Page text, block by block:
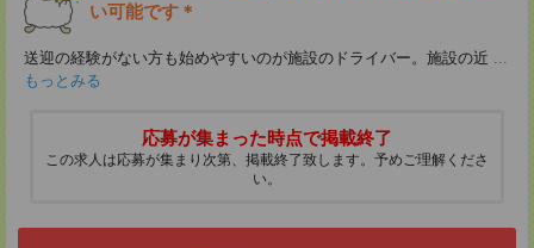
い可能です＊
送迎の経験がない方も始めやすいのが施設のドライバー。施設の近 ...
もっとみる
応募が集まった時点で掲載終了
この求人は応募が集まり次第、掲載終了致します。予めご理解くださ
い。